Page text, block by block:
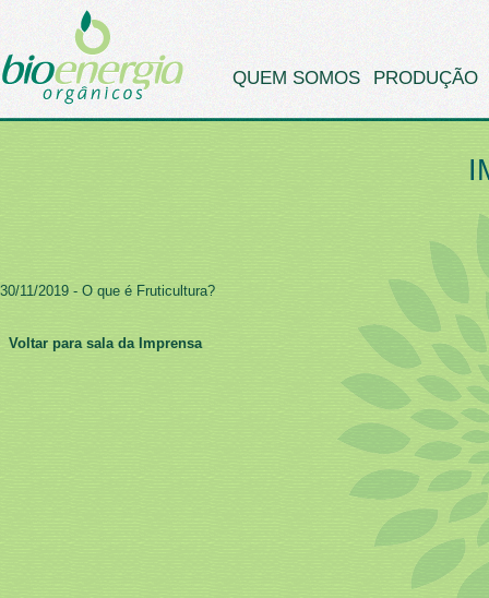
QUEM SOMOS PRODUÇÃO
30/11/2019 - O que é Fruticultura?
Voltar para sala da Imprensa